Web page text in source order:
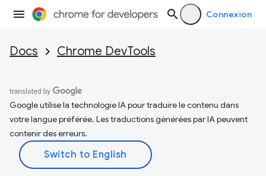
Connexion
Docs Chrome DevTools
Google utilise la technologie IA pour traduire le contenu dans
votre langue préférée. Les traductions générées par IA peuvent
contenir des erreurs.